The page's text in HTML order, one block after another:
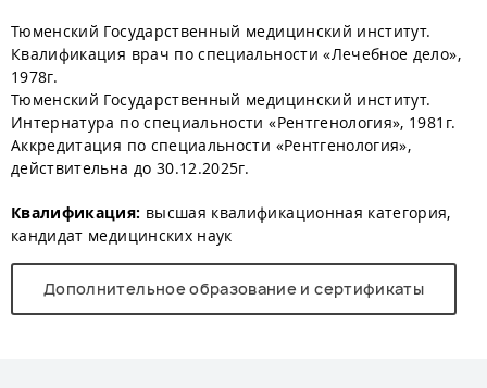
Тюменский Государственный медицинский институт.
Квалификация врач по специальности «Лечебное дело»,
1978г.
Тюменский Государственный медицинский институт.
Интернатура по специальности «Рентгенология», 1981г.
Аккредитация по специальности «Рентгенология»,
действительна до 30.12.2025г.
Квалификация: высшая квалификационная категория,
кандидат медицинских наук
Дополнительное образование и сертификаты